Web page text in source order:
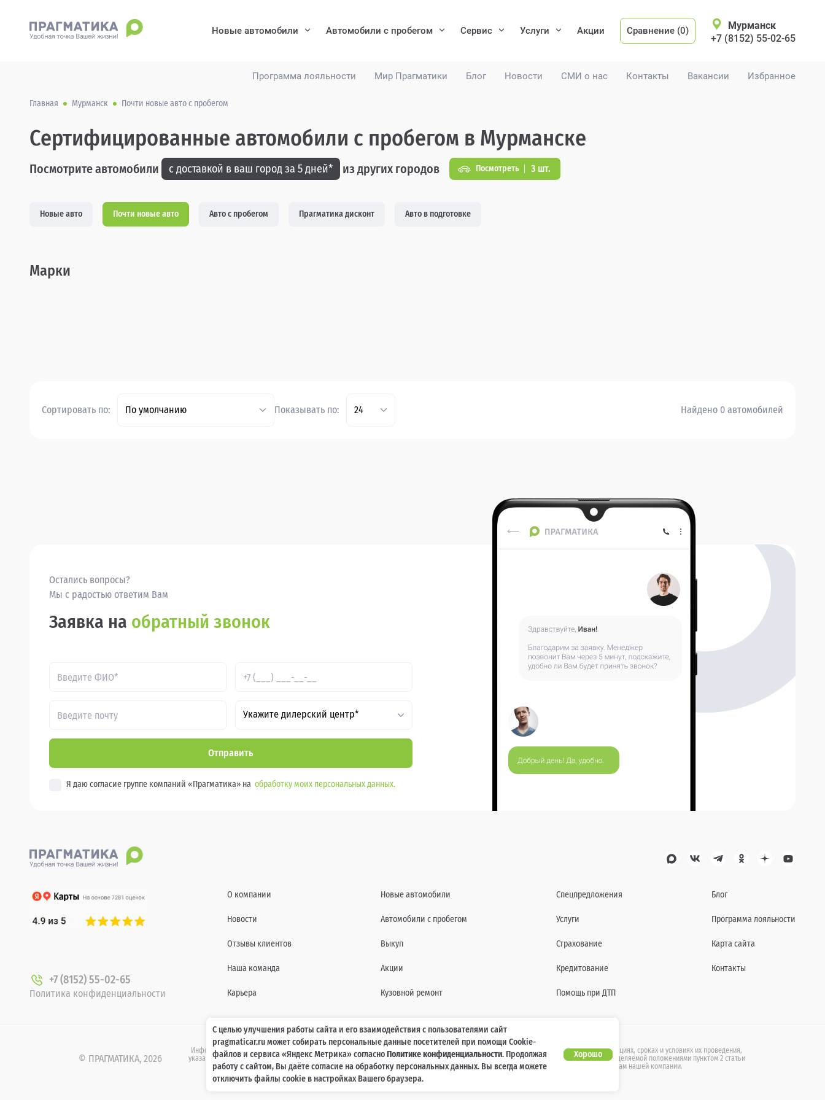
Программа лояльности Мир Прагматики Блог Новости СМИ о нас Контакты Вакансии Избранное
Новые автомобили Автомобили с пробегом Сервис Услуги Акции Сравнение (0)
Мурманск
+7 (8152) 55-02-65
Главная Мурманск Почти новые авто с пробегом
Сертифицированные автомобили с пробегом в Мурманске
Посмотрите автомобили с доставкой в ваш город за 5 дней* из других городов Посмотреть 3 шт.
Новые авто Почти новые авто Авто с пробегом Прагматика дисконт Авто в подготовке
Марки
Сортировать по: По умолчанию Показывать по: 24 Найдено 0 автомобилей
Остались вопросы?
Мы с радостью ответим Вам
Заявка на обратный звонок
Укажите дилерский центр*
Отправить
Я даю согласие группе компаний «Прагматика» на обработку моих персональных данных.
+7 (8152) 55-02-65
Политика конфиденциальности
О компании
Новости
Отзывы клиентов
Наша команда
Карьера
Новые автомобили
Автомобили с пробегом
Выкуп
Акции
Кузовной ремонт
Спецпредложения
Услуги
Страхование
Кредитование
Помощь при ДТП
Блог
Программа лояльности
Карта сайта
Контакты
© ПРАГМАТИКА, 2026
Информация о технических характеристиках, составе комплектаций, цветовой гамме и стоимости автомобилей, а также действующих акциях, сроках и условиях их проведения,
указанных на сайте www.pragmaticar.ru, носит информационный характер и ни при каких условиях не является публичной офертой, определяемой положениями пунктом 2 статьи
437 Гражданского кодекса Российской Федерации. Для получения подробной информации обращайтесь к специалистам нашей компании.
С целью улучшения работы сайта и его взаимодействия с пользователями сайт
pragmaticar.ru может собирать персональные данные посетителей при помощи Cookie-
файлов и сервиса «Яндекс Метрика» согласноПолитике конфиденциальности. Продолжая
работу с сайтом, Вы даёте согласие на обработку персональных данных. Вы всегда можете
отключить файлы cookie в настройках Вашего браузера.
Хорошо